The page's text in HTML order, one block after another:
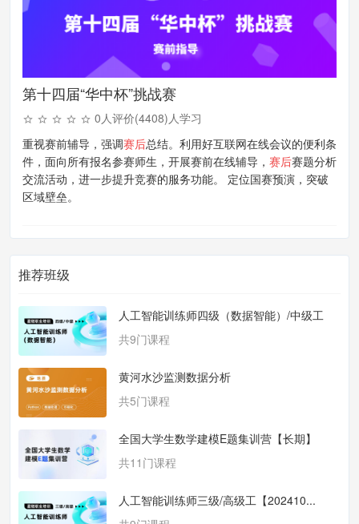
第十四届“华中杯”挑战赛
0人评价(4408)人学习
重视赛前辅导，强调赛后总结。利用好互联网在线会议的便利条
件，面向所有报名参赛师生，开展赛前在线辅导， 赛后赛题分析
交流活动，进一步提升竞赛的服务功能。 定位国赛预演，突破
区域壁垒。
推荐班级
人工智能训练师四级（数据智能）/中级工
【...
共9门课程
黄河水沙监测数据分析
共5门课程
全国大学生数学建模E题集训营【长期】
共11门课程
人工智能训练师三级/高级工【202410...